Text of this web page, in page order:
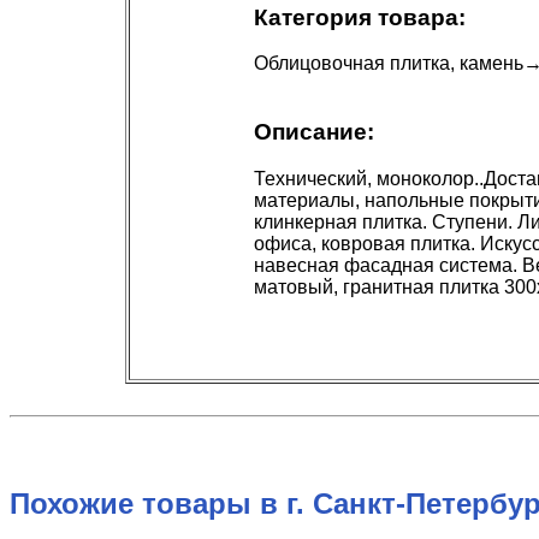
Категория товара:
Облицовочная плитка, камень
Описание:
Технический,
материалы, напольные
клинкерная плитка. Ступени.
офиса, ковровая плитка.
навесная фасадная система.
матовый, гранитная плитка
Похожие товары в г. Санкт-